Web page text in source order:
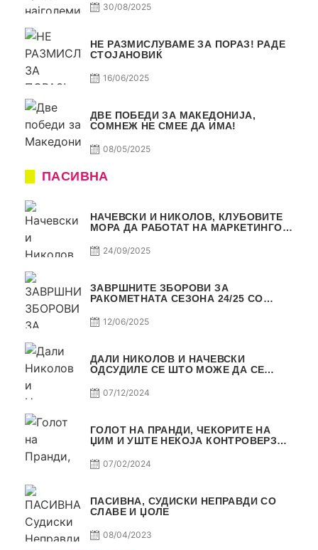
30/08/2025
НЕ РАЗМИСЛУВАМЕ ЗА ПОРАЗ! РАДЕ
СТОЈАНОВИЌ
16/06/2025
ДВЕ ПОБЕДИ ЗА МАКЕДОНИЈА,
СОМНЕЖ НЕ СМЕЕ ДА ИМА!
08/05/2025
ПАСИВНА
НАЧЕВСКИ И НИКОЛОВ, КЛУБОВИТЕ
МОРА ДА РАБОТАТ НА МАРКЕТИНГОТ,
24/09/2025
ЗАВРШНИТЕ ЗБОРОВИ ЗА
РАКОМЕТНАТА СЕЗОНА 24/25 СО
12/06/2025
ДАЛИ НИКОЛОВ И НАЧЕВСКИ
ОДСУДИЛЕ СЕ ШТО МОЖЕ ДА СЕ
07/12/2024
ГОЛОТ НА ПРАНДИ, ЧЕКОРИТЕ НА
ЏИМ И УШТЕ НЕКОЈА КОНТРОВЕРЗА !
07/02/2024
ПАСИВНА, СУДИСКИ НЕПРАВДИ СО
СЛАВЕ И ЏОЛЕ
08/04/2023